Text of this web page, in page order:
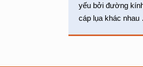
yếu bởi đường
cáp lụa khác nhau